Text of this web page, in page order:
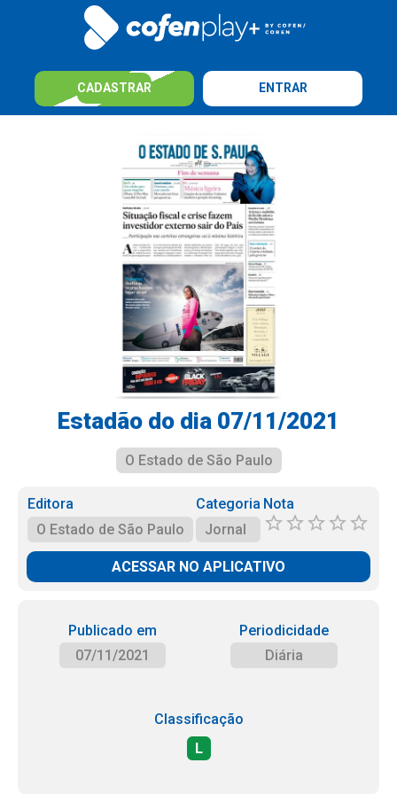
CADASTRAR ENTRAR
Estadão do dia 07/11/2021
O Estado de São Paulo
Editora
O Estado de São Paulo
Categoria
Jornal
Nota
ACESSAR NO APLICATIVO
Publicado em
07/11/2021
Periodicidade
Diária
Classificação
L